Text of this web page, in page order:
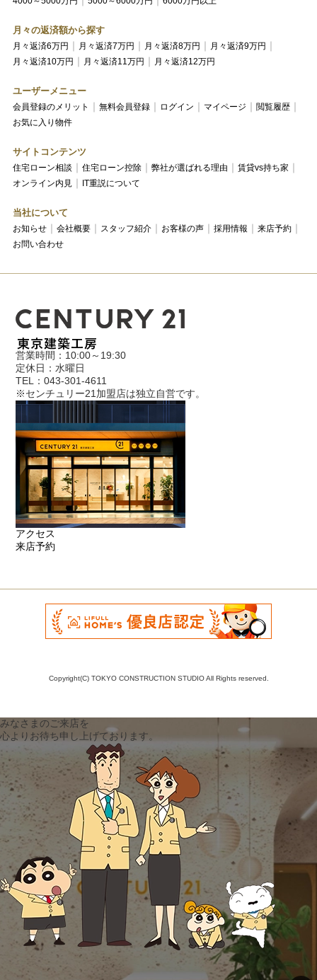
月々の返済額から探す
月々返済6万円 月々返済7万円 月々返済8万円
月々返済9万円
月々返済10万円
月々返済11万円 月々返済12万円
ユーザーメニュー
会員登録のメリット 無料会員登録 ログイン マイページ
閲覧履歴
お気に入り物件
サイトコンテンツ
住宅ローン相談 住宅ローン控除 弊社が選ばれる理由
賃貸vs持ち家
オンライン内見
IT重説について
当社について
お知らせ 会社概要 スタッフ紹介 お客様の声 採用情報
来店予約
お問い合わせ
営業時間：10:00～19:30
定休日：水曜日
TEL：043-301-4611
※センチュリー21加盟店は独立自営です。
アクセス
来店予約
Copyright(C) TOKYO CONSTRUCTION STUDIO All Rights reserved.
みなさまのご来店を
心よりお待ち申し上げております。